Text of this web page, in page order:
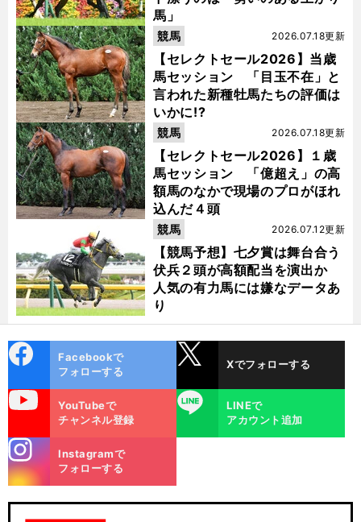
馬」
【セレクトセール2026】当歳
馬セッション 「目玉不在」と
言われた新種牡馬たちの評価は
いかに!?
2026.07.18更新
競馬
【セレクトセール2026】１歳
馬セッション 「億超え」の高
額馬のなかで現場のプロがほれ
込んだ４頭
2026.07.18更新
競馬
【競馬予想】七夕賞は舞台合う
伏兵２頭が高額配当を演出か
人気の有力馬には嫌なデータあ
り
2026.07.12更新
競馬
ok
Facebookで
フォローする
Xでフォローする
YouTubeで
チャンネル登録
LINE
LINEで
アカウント追加
m
Instagramで
フォローする